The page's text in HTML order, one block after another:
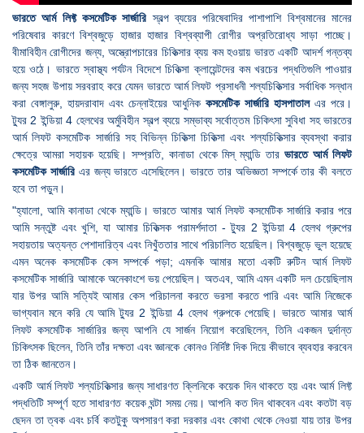
ভারতে আর্ম লিফ্ট কসমেটিক সার্জারিস্বল্প ব্যয়ের পরিষেবাদির পাশাপাশি বিশ্বমানের মানের
পরিষেবার কারণে বিশ্বজুড়ে হাজার হাজার বিশ্বব্যাপী রোগীর অপ্রতিরোধ্য সাড়া পাচ্ছে।
বীমাবিহীন রোগীদের জন্য, অস্ত্রোপচারের চিকিত্সার ব্যয় কম হওয়ায় ভারত একটি আদর্শ গন্তব্য
হয়ে ওঠে। ভারতে স্বাস্থ্য পর্যটন বিদেশে চিকিত্সা ক্লায়েন্টদের কম খরচের পদ্ধতিগুলি পাওয়ার
জন্য সহজ উপায় সরবরাহ করে যেমন ভারতে আর্ম লিফট প্রসাধনী শল্যচিকিত্সার সর্বাধিক সন্ধান
করা বেঙ্গালুরু, হায়দরাবাদ এবং চেন্নাইয়ের আধুনিক কসমেটিক সার্জারি হাসপাতাল এর পরে।
ট্যুর 2 ইন্ডিয়া 4 হেলথের অর্মুবিহীন স্বল্প ব্যয়ে সম্ভাব্য সর্বোত্তম চিকিৎসা সুবিধা সহ ভারতের
আর্ম লিফট কসমেটিক সার্জারি সহ বিভিন্ন চিকিত্সা চিকিত্সা এবং শল্যচিকিত্সার ব্যবস্থা করার
ক্ষেত্রে আমরা সহায়ক হয়েছি। সম্প্রতি, কানাডা থেকে মিস্ ম্যান্ডি তারভারতে আর্ম লিফট
কসমেটিক সার্জারি এর জন্য ভারতে এসেছিলেন। ভারতে তার অভিজ্ঞতা সম্পর্কে তার কী বলতে
হবে তা পড়ুন।
"হ্যালো, আমি কানাডা থেকে ম্যান্ডি। ভারতে আমার আর্ম লিফট কসমেটিক সার্জারি করার পরে
আমি সন্তুষ্ট এবং খুশি, যা আমার চিকিত্সক পরামর্শদাতা - ট্যুর 2 ইন্ডিয়া 4 হেলথ গ্রুপের
সহায়তায় অত্যন্ত পেশাদারিত্ব এবং নিখুঁততার সাথে পরিচালিত হয়েছিল। বিশ্বজুড়ে ভুল হয়েছে
এমন অনেক কসমেটিক কেস সম্পর্কে পড়া; এমনকি আমার মতো একটি রুটিন আর্ম লিফট
কসমেটিক সার্জারি আমাকে অনেকাংশে ভয় পেয়েছিল। অতএব, আমি এমন একটি দল চেয়েছিলাম
যার উপর আমি সত্যিই আমার কেস পরিচালনা করতে ভরসা করতে পারি এবং আমি নিজেকে
ভাগ্যবান মনে করি যে আমি ট্যুর 2 ইন্ডিয়া 4 হেলথ গ্রুপকে পেয়েছি। ভারতে আমার আর্ম
লিফট কসমেটিক সার্জারির জন্য আপনি যে সার্জন নিয়োগ করেছিলেন, তিনি একজন দুর্দান্ত
চিকিৎসক ছিলেন, তিনি তাঁর দক্ষতা এবং জ্ঞানকে কোনও নির্দিষ্ট দিক দিয়ে কীভাবে ব্যবহার করবেন
তা ঠিক জানতেন।
একটি আর্ম লিফট শল্যচিকিত্সার জন্য সাধারণত ক্লিনিকে কয়েক দিন থাকতে হয় এবং আর্ম লিফ্ট
পদ্ধতিটি সম্পূর্ণ হতে সাধারণত কয়েক ঘন্টা সময় নেয়। আপনি কত দিন থাকবেন এবং কতটা বড়
ছেদন তা ত্বক এবং চর্বি কতটুকু অপসারণ করা দরকার এবং কোথা থেকে নেওয়া যায় তার উপর